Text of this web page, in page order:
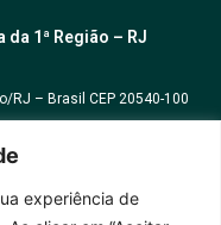
experiência de
1ª Região – RJ
RJ – Brasil CEP 20540-100